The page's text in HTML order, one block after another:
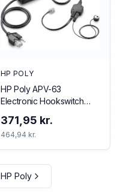
HP POLY
HP Poly APV-63
Electronic Hookswitch
371,95 kr.
464,94 kr.
HP Poly